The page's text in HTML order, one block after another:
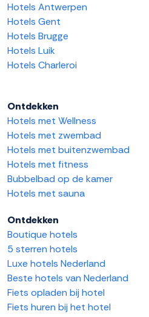
Hotels Antwerpen
Hotels Gent
Hotels Brugge
Hotels Luik
Hotels Charleroi
Ontdekken
Hotels met Wellness
Hotels met zwembad
Hotels met buitenzwembad
Hotels met fitness
Bubbelbad op de kamer
Hotels met sauna
Ontdekken
Boutique hotels
5 sterren hotels
Luxe hotels Nederland
Beste hotels van Nederland
Fiets opladen bij hotel
Fiets huren bij het hotel